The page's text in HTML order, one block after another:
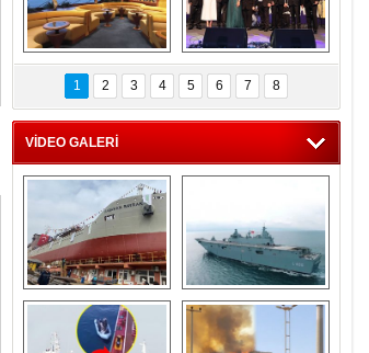
MSC'den 55 milyon
euroluk turizm geliri
müjdesi
5. Bosphorus Ship
Brokers Dinner,
İstanbul’da yapıldı
1 2 3 4 5 6 7 8
VİDEO GALERİ
Çeksan Tersanesi,
Başaran Bayrak
tankerini suya
indirdi
TCG Anadolu,
tersane teknik
seyrini tamamladı